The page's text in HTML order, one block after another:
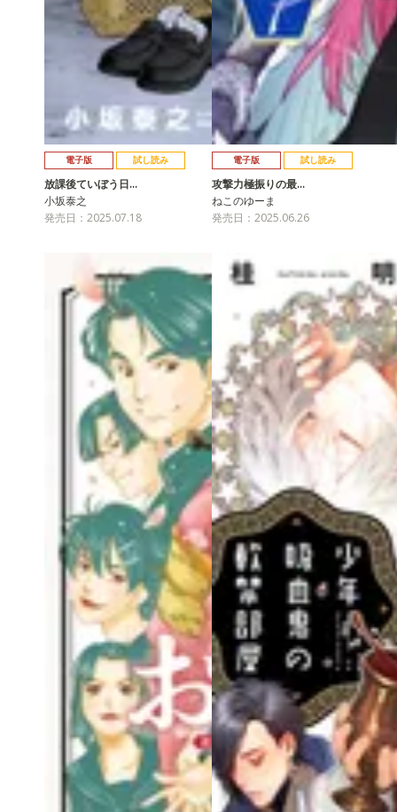
電子版 試し読み
放課後ていぼう日…
小坂泰之
発売日：2025.07.18
電子版 試し読み
攻撃力極振りの最…
ねこのゆーま
発売日：2025.06.26